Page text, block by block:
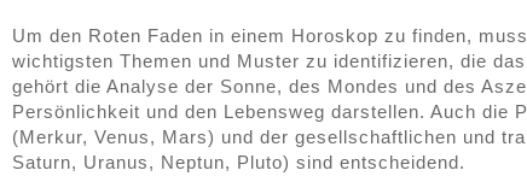
Um den Roten Faden in einem Horoskop zu finden,
wichtigsten Themen und Muster zu identifizieren, die
gehört die Analyse der Sonne, des Mondes und des
Persönlichkeit und den Lebensweg darstellen. Auch die
(Merkur, Venus, Mars) und der gesellschaftlichen und
Saturn, Uranus, Neptun, Pluto) sind entscheidend.